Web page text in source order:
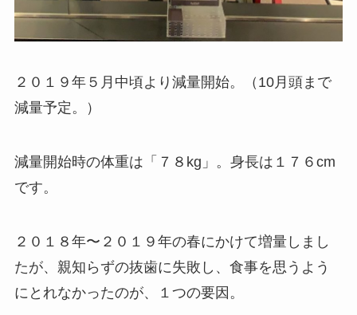
２０１９年５月中頃より減量開始。（10月頭まで
減量予定。）
減量開始時の体重は「７８kg」。身長は１７６cm
です。
２０１８年〜２０１９年の春にかけて増量しまし
たが、親知らずの抜歯に失敗し、食事を思うよう
にとれなかったのが、１つの要因。